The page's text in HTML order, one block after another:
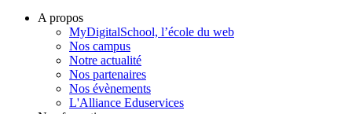
A propos
MyDigitalSchool, l’école du web
Nos campus
Notre actualité
Nos partenaires
Nos évènements
L'Alliance Eduservices